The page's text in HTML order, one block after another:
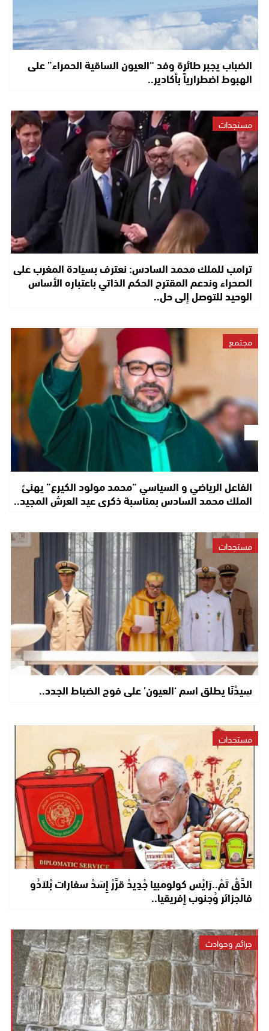
الضباب يجبر طائرة وفد “العيون الساقية الحمراء” على
الهبوط اضطرارياً بأكادير..
مستجدات
ترامب للملك محمد السادس: نعترف بسيادة المغرب على
الصحراء وندعم المقترح الحكم الذاتي باعتباره الأساس
الوحيد للتوصل إلى حل..
مجتمع
الفاعل الرياضي و السياسي “محمد مولود الكيرع” يهنئ
الملك محمد السادس بمناسبة ذكرى عيد العرش المجيد..
مستجدات
سِيدْنَا يطلق اسم ‘العيون’ على فوج الضباط الجدد..
مستجدات
الدَّقْ تَمْ..رَايْس كولومبيا جْدِيدْ قرَّرْ إِسَدْ سفارات بْلاَدُو
فالجزائر وُجنوب إفريقيا..
جرائم وحوادث